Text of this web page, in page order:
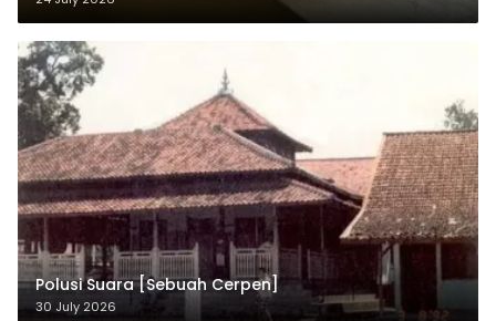
Polusi Suara [Sebuah Cerpen]
30 July 2026